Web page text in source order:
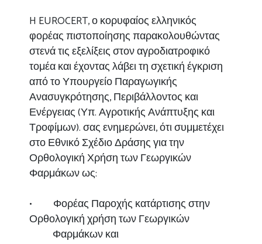
H EUROCERT, ο κορυφαίος ελληνικός
φορέας πιστοποίησης παρακολουθώντας
στενά τις εξελίξεις στον αγροδιατροφικό
τομέα και έχοντας λάβει τη σχετική έγκριση
από το Υπουργείο Παραγωγικής
Ανασυγκρότησης, Περιβάλλοντος και
Ενέργειας (Υπ. Αγροτικής Ανάπτυξης και
Τροφίμων). σας ενημερώνει, ότι συμμετέχει
στο Εθνικό Σχέδιο Δράσης για την
Ορθολογική Χρήση των Γεωργικών
Φαρμάκων ως:
• Φορέας Παροχής κατάρτισης στην
Ορθολογική χρήση των Γεωργικών
Φαρμάκων και